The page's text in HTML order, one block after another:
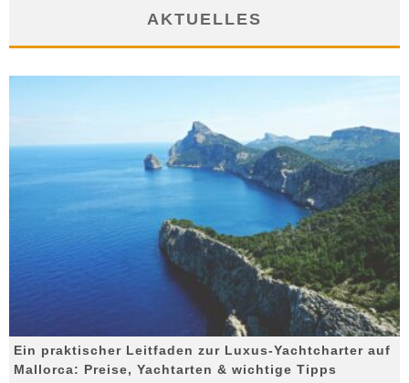
AKTUELLES
Ein praktischer Leitfaden zur Luxus-Yachtcharter auf
Mallorca: Preise, Yachtarten & wichtige Tipps